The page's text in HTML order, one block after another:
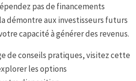
pas de financements
démontre aux investisseurs futurs
capacité à générer des revenus.
de conseils pratiques, visitez cette
les options